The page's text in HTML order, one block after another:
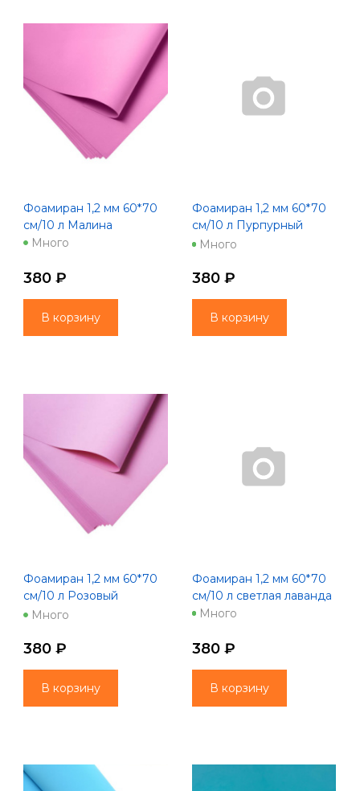
Фоамиран 1,2 мм 60*70
см/10 л Малина
Много
380 ₽
В корзину
Фоамиран 1,2 мм 60*70
см/10 л Пурпурный
(1076)
Много
380 ₽
В корзину
Фоамиран 1,2 мм 60*70
см/10 л Розовый
(1010/1011)
Много
380 ₽
В корзину
Фоамиран 1,2 мм 60*70
см/10 л светлая лаванда
Много
380 ₽
В корзину